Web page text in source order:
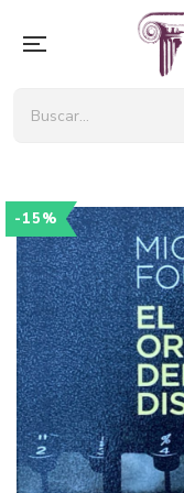
-15%